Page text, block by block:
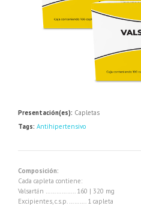
Presentación(es): Capletas
Tags: Antihipertensivo
Composición:
Cada capleta contiene:
Valsartán …………….. 160 | 320 mg
Excipientes, c.s.p. ………. 1 capleta